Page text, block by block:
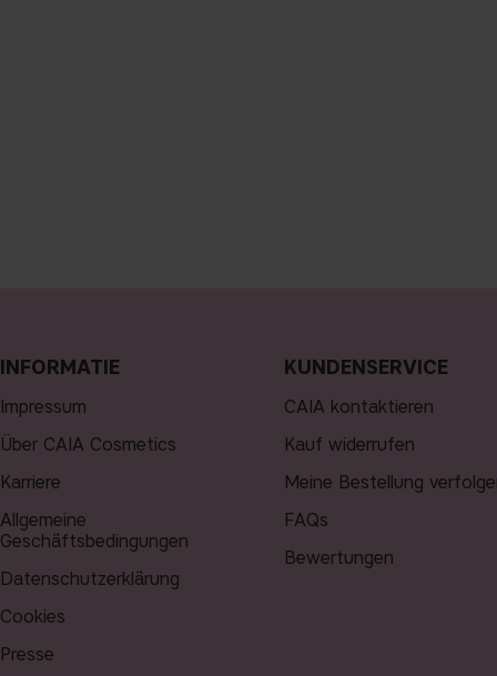
INFORMATIE
Impressum
Über CAIA Cosmetics
Karriere
Allgemeine
Geschäftsbedingungen
Datenschutzerklärung
Cookies
Presse
KUNDENSERVICE
CAIA kontaktieren
Kauf widerrufen
Meine Bestellung
FAQs
Bewertungen